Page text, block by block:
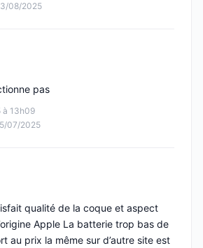
08/2025
à 13h09
07/2025
pas
qualité de la coque et aspect
Apple La batterie trop bas de
au prix la même sur d’autre site est